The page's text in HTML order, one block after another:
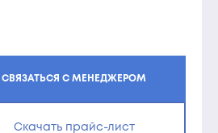
СВЯЗАТЬСЯ С МЕНЕДЖЕРОМ
Скачать прайс-лист